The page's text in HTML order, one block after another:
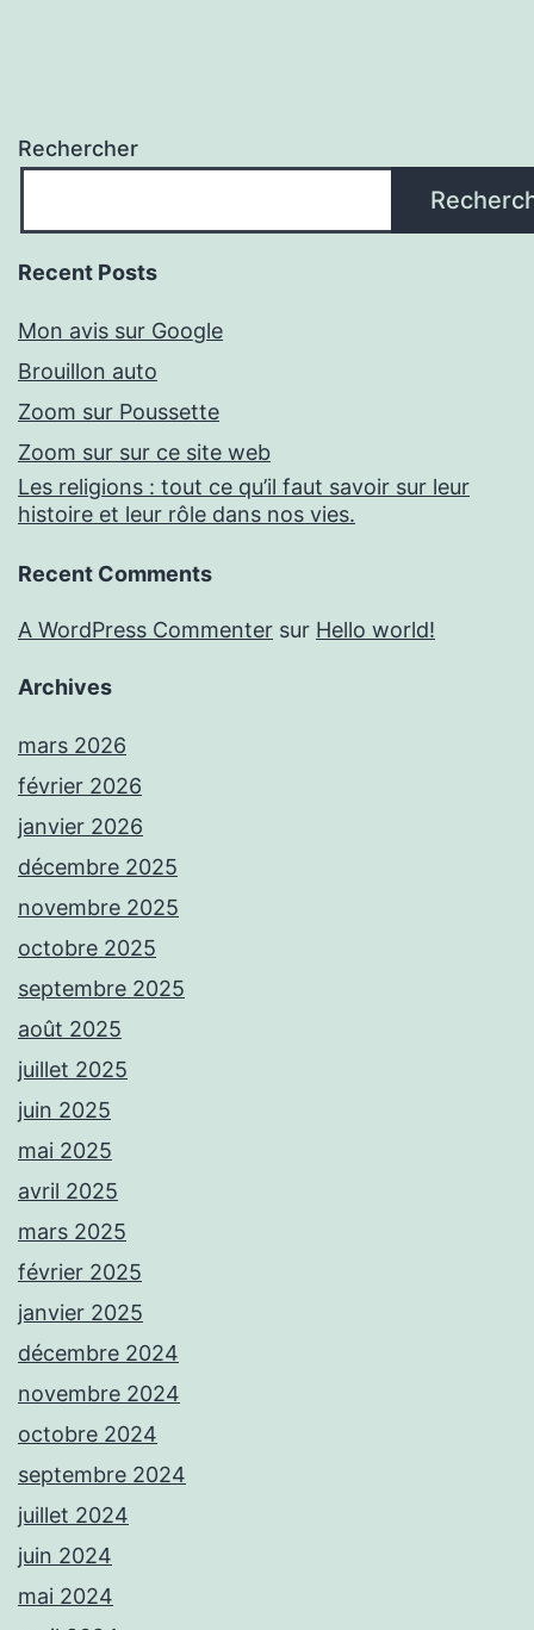
Rechercher
Recent Posts
Mon avis sur Google
Brouillon auto
Zoom sur Poussette
Zoom sur sur ce site web
Les religions : tout ce qu’il faut savoir sur leur
histoire et leur rôle dans nos vies.
Recent Comments
A WordPress Commenter sur Hello world!
Archives
mars 2026
février 2026
janvier 2026
décembre 2025
novembre 2025
octobre 2025
septembre 2025
août 2025
juillet 2025
juin 2025
mai 2025
avril 2025
mars 2025
février 2025
janvier 2025
décembre 2024
novembre 2024
octobre 2024
septembre 2024
juillet 2024
juin 2024
mai 2024